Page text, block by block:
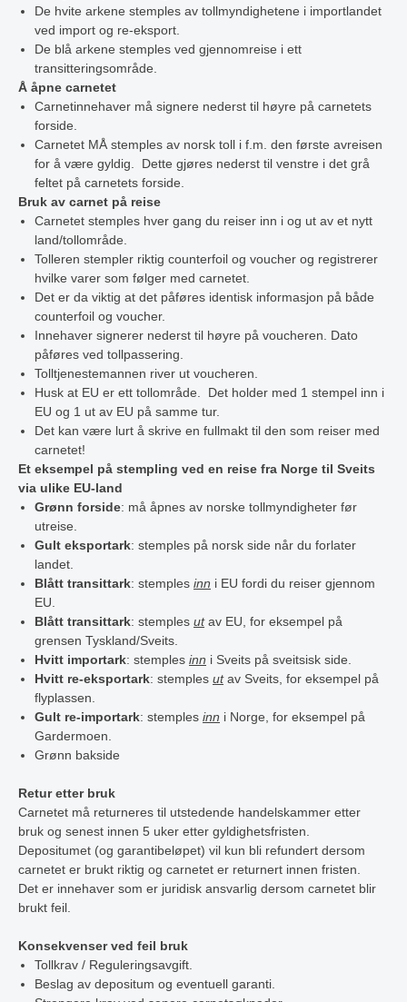
De hvite arkene stemples av tollmyndighetene i importlandet
ved import og re-eksport.
De blå arkene stemples ved gjennomreise i ett
transitteringsområde.
Å åpne carnetet
Carnetinnehaver må signere nederst til høyre på carnetets
forside.
Carnetet MÅ stemples av norsk toll i f.m. den første avreisen
for å være gyldig. Dette gjøres nederst til venstre i det grå
feltet på carnetets forside.
Bruk av carnet på reise
Carnetet stemples hver gang du reiser inn i og ut av et nytt
land/tollområde.
Tolleren stempler riktig counterfoil og voucher og registrerer
hvilke varer som følger med carnetet.
Det er da viktig at det påføres identisk informasjon på både
counterfoil og voucher.
Innehaver signerer nederst til høyre på voucheren. Dato
påføres ved tollpassering.
Tolltjenestemannen river ut voucheren.
Husk at EU er ett tollområde. Det holder med 1 stempel inn i
EU og 1 ut av EU på samme tur.
Det kan være lurt å skrive en fullmakt til den som reiser med
carnetet!
Et eksempel på stempling ved en reise fra Norge til Sveits
via ulike EU-land
Grønn forside: må åpnes av norske tollmyndigheter før
utreise.
Gult eksportark: stemples på norsk side når du forlater
landet.
Blått transittark: stemples inn i EU fordi du reiser gjennom
EU.
Blått transittark: stemples utav EU, for eksempel på
grensen Tyskland/Sveits.
Hvitt importark: stemples inn i Sveits på sveitsisk side.
Hvitt re-eksportark: stemples utav Sveits, for eksempel på
flyplassen.
Gult re-importark: stemples inn i Norge, for eksempel på
Gardermoen.
Grønn bakside
Retur etter bruk
Carnetet må returneres til utstedende handelskammer etter
bruk og senest innen 5 uker etter gyldighetsfristen.
Depositumet (og garantibeløpet) vil kun bli refundert dersom
carnetet er brukt riktig og carnetet er returnert innen fristen.
Det er innehaver som er juridisk ansvarlig dersom carnetet blir
brukt feil.
Konsekvenser ved feil bruk
Tollkrav / Reguleringsavgift.
Beslag av depositum og eventuell garanti.